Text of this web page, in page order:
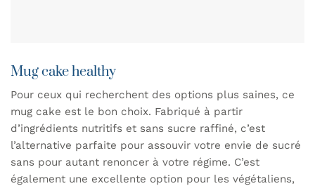
Mug cake healthy
Pour ceux qui recherchent des options plus saines, ce
mug cake est le bon choix. Fabriqué à partir
d’ingrédients nutritifs et sans sucre raffiné, c’est
l’alternative parfaite pour assouvir votre envie de sucré
sans pour autant renoncer à votre régime. C’est
également une excellente option pour les végétaliens,